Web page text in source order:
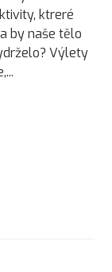
ktreré
by naše tělo
Výlety